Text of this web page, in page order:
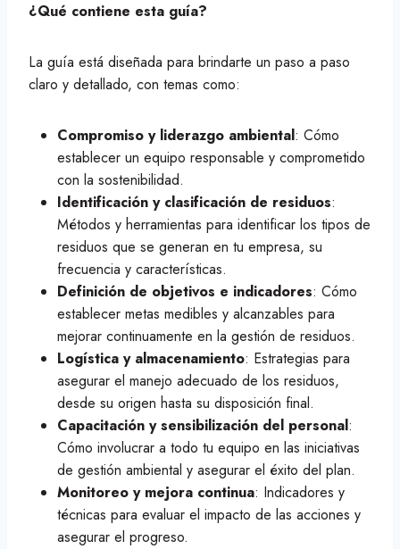
¿Qué contiene esta guía?
La guía está diseñada para brindarte un paso a paso
claro y detallado, con temas como:
Compromiso y liderazgo ambiental: Cómo
establecer un equipo responsable y comprometido
con la sostenibilidad.
Identificación y clasificación de residuos:
Métodos y herramientas para identificar los tipos de
residuos que se generan en tu empresa, su
frecuencia y características.
Definición de objetivos e indicadores: Cómo
establecer metas medibles y alcanzables para
mejorar continuamente en la gestión de residuos.
Logística y almacenamiento: Estrategias para
asegurar el manejo adecuado de los residuos,
desde su origen hasta su disposición final.
Capacitación y sensibilización del personal:
Cómo involucrar a todo tu equipo en las iniciativas
de gestión ambiental y asegurar el éxito del plan.
Monitoreo y mejora continua: Indicadores y
técnicas para evaluar el impacto de las acciones y
asegurar el progreso.